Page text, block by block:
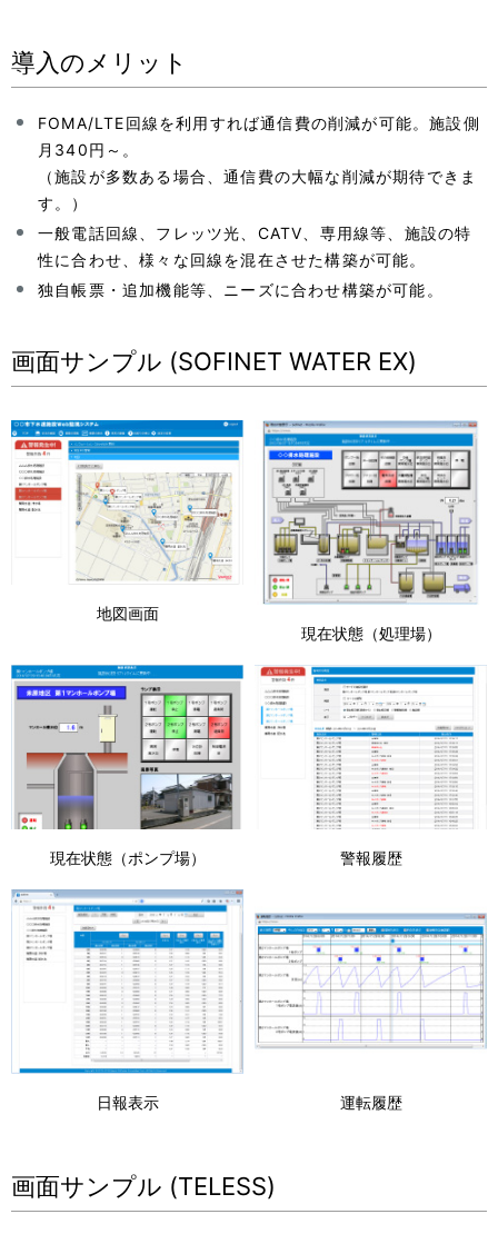
導入のメリット
FOMA/LTE回線を利用すれば通信費の削減が可能。施設側
月340円～。
（施設が多数ある場合、通信費の大幅な削減が期待できま
す。）
一般電話回線、フレッツ光、CATV、専用線等、施設の特
性に合わせ、様々な回線を混在させた構築が可能。
独自帳票・追加機能等、ニーズに合わせ構築が可能。
画面サンプル (SOFINET WATER EX)
地図画面
現在状態（処理場）
現在状態（ポンプ場） 警報履歴
日報表示 運転履歴
画面サンプル (TELESS)